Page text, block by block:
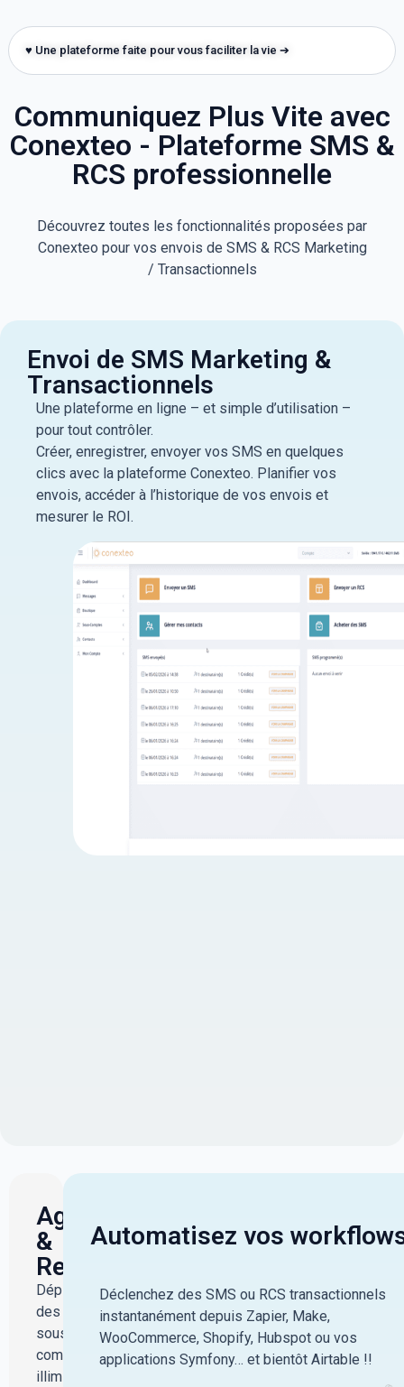
♥ Une plateforme faite pour vous faciliter la vie ➔
Communiquez Plus Vite avec
Conexteo - Plateforme SMS &
RCS professionnelle
Découvrez toutes les fonctionnalités proposées par
Conexteo pour vos envois de SMS & RCS Marketing
/ Transactionnels
Envoi de SMS Marketing &
Transactionnels
Une plateforme en ligne – et simple d’utilisation –
pour tout contrôler.
Créer, enregistrer, envoyer vos SMS en quelques
clics avec la plateforme Conexteo. Planifier vos
envois, accéder à l’historique de vos envois et
mesurer le ROI.
Agences
&
Revendeurs
Déployez
des
sous-
comptes
illimités.
Automatisez vos
Déclenchez des SMS ou RCS transactionnels
instantanément depuis Zapier, Make,
WooCommerce, Shopify, Hubspot ou vos
applications Symfony… et bientôt Airtable !!